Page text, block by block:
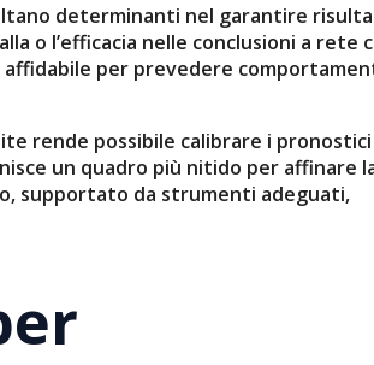
determinanti nel garantire
o l’efficacia nelle conclusioni a rete
affidabile per prevedere
rende possibile calibrare i pronostici
un quadro più nitido per affinare
supportato da strumenti adeguati,